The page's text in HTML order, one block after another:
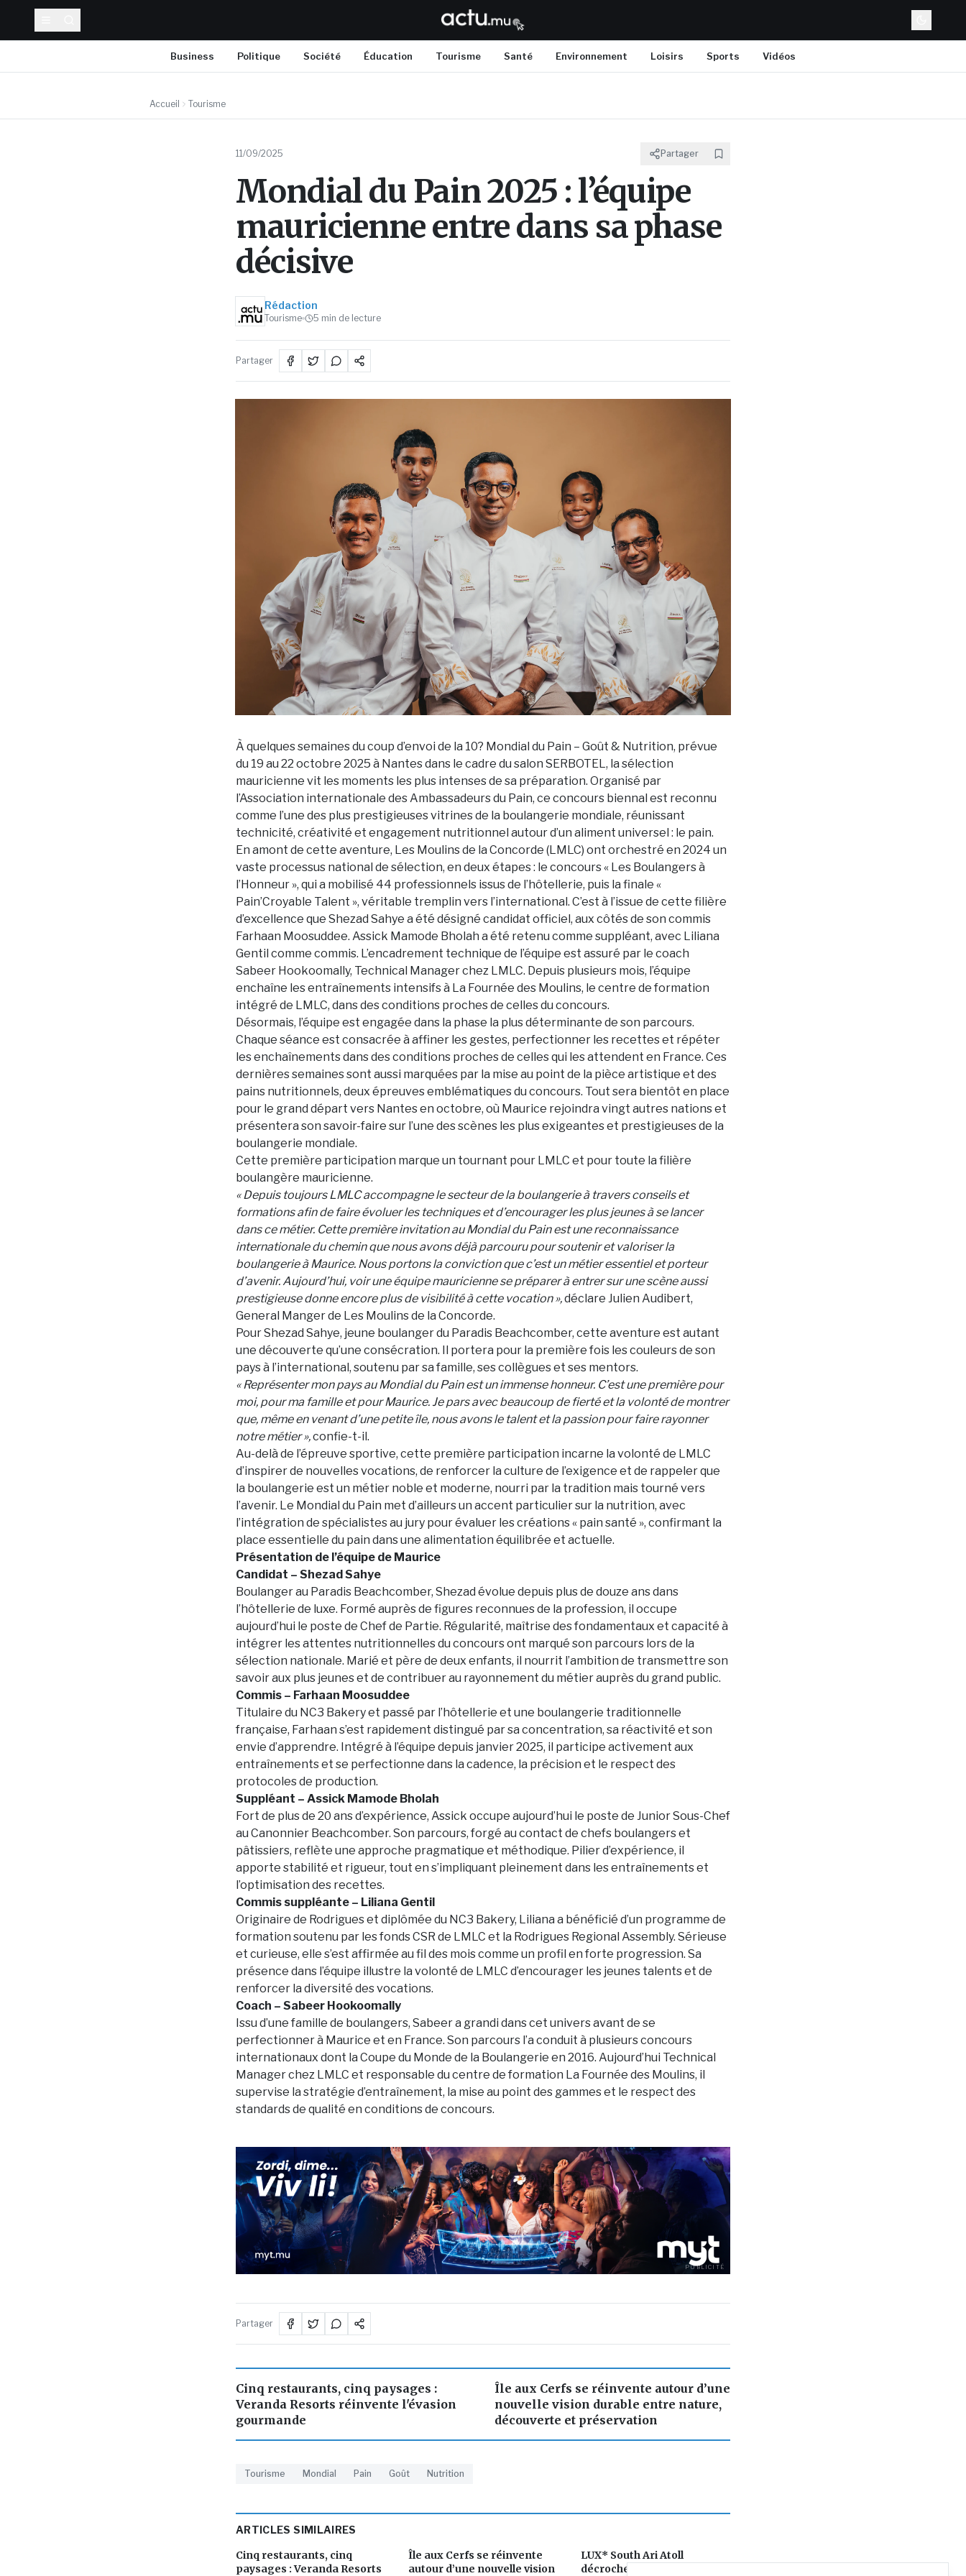
Business Politique Société Éducation Tourisme Santé Environnement Loisirs Sports Vidéos
Accueil Tourisme
11/09/2025 Partager
Mondial du Pain 2025 : l’équipe
mauricienne entre dans sa phase
décisive
Rédaction
Tourisme 5 min de lecture
Partager
À quelques semaines du coup d’envoi de la 10? Mondial du Pain – Goût & Nutrition, prévue
du 19 au 22 octobre 2025 à Nantes dans le cadre du salon SERBOTEL, la sélection
mauricienne vit les moments les plus intenses de sa préparation. Organisé par
l’Association internationale des Ambassadeurs du Pain, ce concours biennal est reconnu
comme l’une des plus prestigieuses vitrines de la boulangerie mondiale, réunissant
technicité, créativité et engagement nutritionnel autour d’un aliment universel : le pain.
En amont de cette aventure, Les Moulins de la Concorde (LMLC) ont orchestré en 2024 un
vaste processus national de sélection, en deux étapes : le concours « Les Boulangers à
l’Honneur », qui a mobilisé 44 professionnels issus de l’hôtellerie, puis la finale «
Pain’Croyable Talent », véritable tremplin vers l’international. C’est à l’issue de cette filière
d’excellence que Shezad Sahye a été désigné candidat officiel, aux côtés de son commis
Farhaan Moosuddee. Assick Mamode Bholah a été retenu comme suppléant, avec Liliana
Gentil comme commis. L’encadrement technique de l’équipe est assuré par le coach
Sabeer Hookoomally, Technical Manager chez LMLC. Depuis plusieurs mois, l’équipe
enchaîne les entraînements intensifs à La Fournée des Moulins, le centre de formation
intégré de LMLC, dans des conditions proches de celles du concours.
Désormais, l’équipe est engagée dans la phase la plus déterminante de son parcours.
Chaque séance est consacrée à affiner les gestes, perfectionner les recettes et répéter
les enchaînements dans des conditions proches de celles qui les attendent en France. Ces
dernières semaines sont aussi marquées par la mise au point de la pièce artistique et des
pains nutritionnels, deux épreuves emblématiques du concours. Tout sera bientôt en place
pour le grand départ vers Nantes en octobre, où Maurice rejoindra vingt autres nations et
présentera son savoir-faire sur l’une des scènes les plus exigeantes et prestigieuses de la
boulangerie mondiale.
Cette première participation marque un tournant pour LMLC et pour toute la filière
boulangère mauricienne.
« Depuis toujours LMLC accompagne le secteur de la boulangerie à travers conseils et
formations afin de faire évoluer les techniques et d’encourager les plus jeunes à se lancer
dans ce métier. Cette première invitation au Mondial du Pain est une reconnaissance
internationale du chemin que nous avons déjà parcouru pour soutenir et valoriser la
boulangerie à Maurice. Nous portons la conviction que c’est un métier essentiel et porteur
d’avenir. Aujourd’hui, voir une équipe mauricienne se préparer à entrer sur une scène aussi
prestigieuse donne encore plus de visibilité à cette vocation »,déclare Julien Audibert,
General Manger de Les Moulins de la Concorde.
Pour Shezad Sahye, jeune boulanger du Paradis Beachcomber, cette aventure est autant
une découverte qu’une consécration. Il portera pour la première fois les couleurs de son
pays à l’international, soutenu par sa famille, ses collègues et ses mentors.
« Représenter mon pays au Mondial du Pain est un immense honneur. C’est une première pour
moi, pour ma famille et pour Maurice. Je pars avec beaucoup de fierté et la volonté de montrer
que, même en venant d’une petite île, nous avons le talent et la passion pour faire rayonner
notre métier »,confie-t-il.
Au-delà de l’épreuve sportive, cette première participation incarne la volonté de LMLC
d’inspirer de nouvelles vocations, de renforcer la culture de l’exigence et de rappeler que
la boulangerie est un métier noble et moderne, nourri par la tradition mais tourné vers
l’avenir. Le Mondial du Pain met d’ailleurs un accent particulier sur la nutrition, avec
l’intégration de spécialistes au jury pour évaluer les créations « pain santé », confirmant la
place essentielle du pain dans une alimentation équilibrée et actuelle.
Présentation de l’équipe de Maurice
Candidat – Shezad Sahye
Boulanger au Paradis Beachcomber, Shezad évolue depuis plus de douze ans dans
l’hôtellerie de luxe. Formé auprès de figures reconnues de la profession, il occupe
aujourd’hui le poste de Chef de Partie. Régularité, maîtrise des fondamentaux et capacité à
intégrer les attentes nutritionnelles du concours ont marqué son parcours lors de la
sélection nationale. Marié et père de deux enfants, il nourrit l’ambition de transmettre son
savoir aux plus jeunes et de contribuer au rayonnement du métier auprès du grand public.
Commis – Farhaan Moosuddee
Titulaire du NC3 Bakery et passé par l’hôtellerie et une boulangerie traditionnelle
française, Farhaan s’est rapidement distingué par sa concentration, sa réactivité et son
envie d’apprendre. Intégré à l’équipe depuis janvier 2025, il participe activement aux
entraînements et se perfectionne dans la cadence, la précision et le respect des
protocoles de production.
Suppléant – Assick Mamode Bholah
Fort de plus de 20 ans d’expérience, Assick occupe aujourd’hui le poste de Junior Sous-Chef
au Canonnier Beachcomber. Son parcours, forgé au contact de chefs boulangers et
pâtissiers, reflète une approche pragmatique et méthodique. Pilier d’expérience, il
apporte stabilité et rigueur, tout en s’impliquant pleinement dans les entraînements et
l’optimisation des recettes.
Commis suppléante – Liliana Gentil
Originaire de Rodrigues et diplômée du NC3 Bakery, Liliana a bénéficié d’un programme de
formation soutenu par les fonds CSR de LMLC et la Rodrigues Regional Assembly. Sérieuse
et curieuse, elle s’est affirmée au fil des mois comme un profil en forte progression. Sa
présence dans l’équipe illustre la volonté de LMLC d’encourager les jeunes talents et de
renforcer la diversité des vocations.
Coach – Sabeer Hookoomally
Issu d’une famille de boulangers, Sabeer a grandi dans cet univers avant de se
perfectionner à Maurice et en France. Son parcours l’a conduit à plusieurs concours
internationaux dont la Coupe du Monde de la Boulangerie en 2016. Aujourd’hui Technical
Manager chez LMLC et responsable du centre de formation La Fournée des Moulins, il
supervise la stratégie d’entraînement, la mise au point des gammes et le respect des
standards de qualité en conditions de concours.
PUBLICITÉ
Partager
Cinq restaurants, cinq paysages :
Veranda Resorts réinvente l'évasion
gourmande
Île aux Cerfs se réinvente autour d’une
nouvelle vision durable entre nature,
découverte et préservation
Tourisme Mondial Pain Goût Nutrition
ARTICLES SIMILAIRES
Cinq restaurants, cinq
paysages : Veranda Resorts
Île aux Cerfs se réinvente
autour d’une nouvelle vision
LUX* South Ari Atoll
décroche un triple sacre et